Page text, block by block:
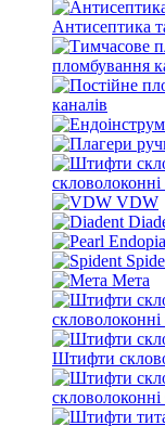
Антисептика
пломбування
каналів
VDW
Мета
скловолоконні
Штифти